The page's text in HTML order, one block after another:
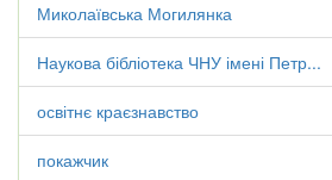
Миколаївська Могилянка
Наукова бібліотека ЧНУ імені Петр...
освітнє краєзнавство
покажчик